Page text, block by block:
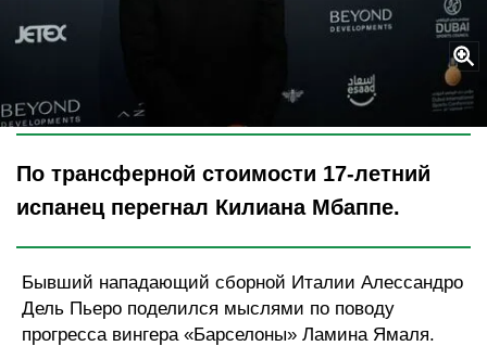
Legion-Media
По трансферной стоимости 17-летний
испанец перегнал Килиана Мбаппе.
Бывший нападающий сборной Италии Алессандро
Дель Пьеро поделился мыслями по поводу
прогресса вингера «Барселоны» Ламина Ямаля.